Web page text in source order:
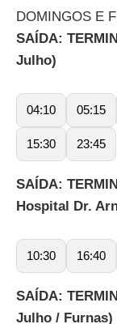
DOMINGOS E
SAÍDA:
Julho)
04:10 05:15
15:30 23:45
SAÍDA:
Hospital Dr.
10:30 16:40
SAÍDA:
Julho / Furnas)